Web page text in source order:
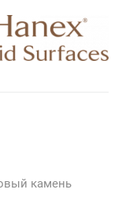
камень